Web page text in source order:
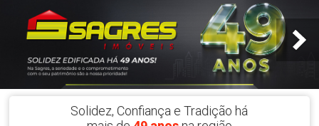
Solidez, Confiança e Tradição há